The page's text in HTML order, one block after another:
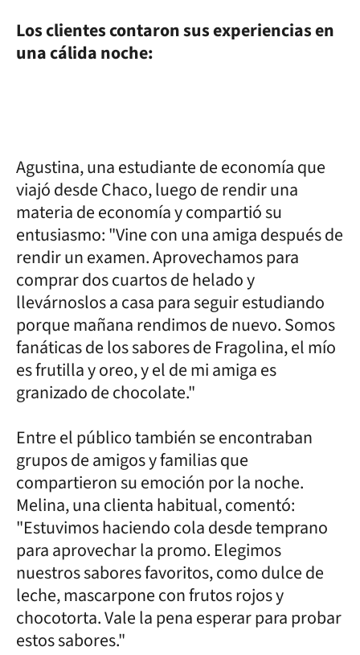
Los clientes contaron sus experiencias en
una cálida noche:
Agustina, una estudiante de economía que
viajó desde Chaco, luego de rendir una
materia de economía y compartió su
entusiasmo: "Vine con una amiga después de
rendir un examen. Aprovechamos para
comprar dos cuartos de helado y
llevárnoslos a casa para seguir estudiando
porque mañana rendimos de nuevo. Somos
fanáticas de los sabores de Fragolina, el mío
es frutilla y oreo, y el de mi amiga es
granizado de chocolate."
Entre el público también se encontraban
grupos de amigos y familias que
compartieron su emoción por la noche.
Melina, una clienta habitual, comentó:
"Estuvimos haciendo cola desde temprano
para aprovechar la promo. Elegimos
nuestros sabores favoritos, como dulce de
leche, mascarpone con frutos rojos y
chocotorta. Vale la pena esperar para probar
estos sabores."